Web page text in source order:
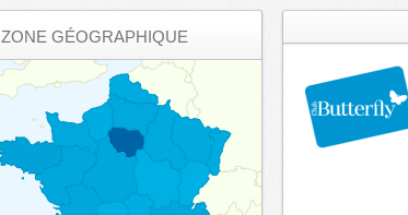
ZONE GÉOGRAPHIQUE